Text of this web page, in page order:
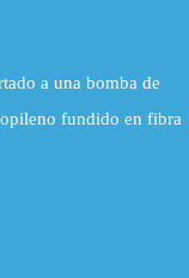
a una bomba de
fundido en fibra